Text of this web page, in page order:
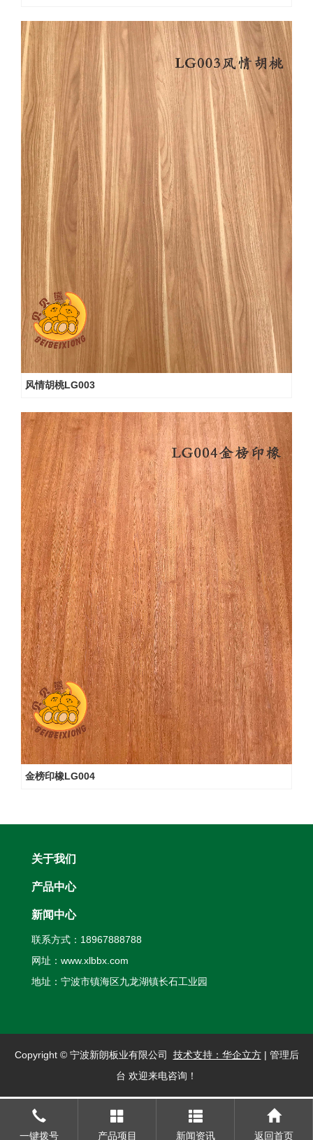
风情胡桃LG003
金榜印橡LG004
关于我们
产品中心
新闻中心
联系方式：18967888788
网址： www.xlbbx.com
地址：宁波市镇海区九龙湖镇长石工业园
Copyright © 宁波新朗板业有限公司 技术支持：华企立方| 管理后
台 欢迎来电咨询！
一键拨号 产品项目 新闻资讯 返回首页